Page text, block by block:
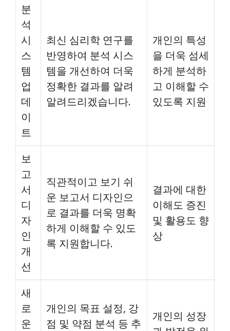
분
석
시
스
템
업
데
이
트
최신 심리학 연구를
반영하여 분석 시스
템을 개선하여 더욱
정확한 결과를 알려
알려드리겠습니다.
개인의 특성
을 더욱 섬세
하게 분석하
고 이해할 수
있도록 지원
보
고
서
디
자
인
개
선
직관적이고 보기 쉬
운 보고서 디자인으
로 결과를 더욱 명확
하게 이해할 수 있도
록 지원합니다.
결과에 대한
이해도 증진
및 활용도 향
상
새
로
운
개인의 목표 설정, 강
점 및 약점 분석 등 추
개인의 성장